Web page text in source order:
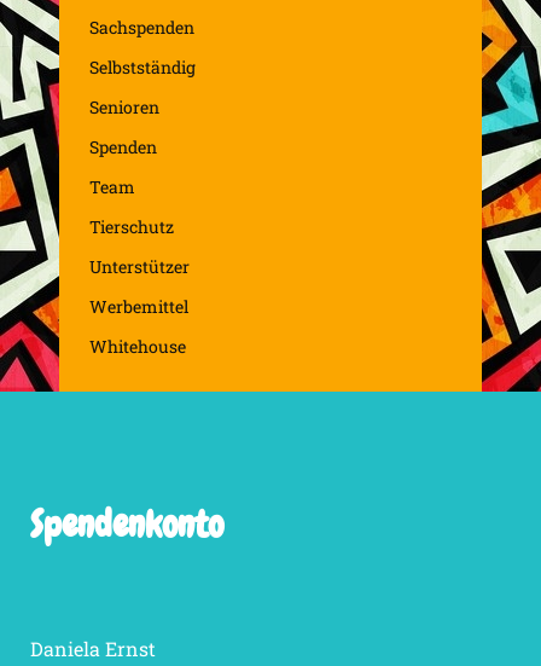
Sachspenden
Selbstständig
Senioren
Spenden
Team
Tierschutz
Unterstützer
Werbemittel
Whitehouse
Spendenkonto
Daniela Ernst